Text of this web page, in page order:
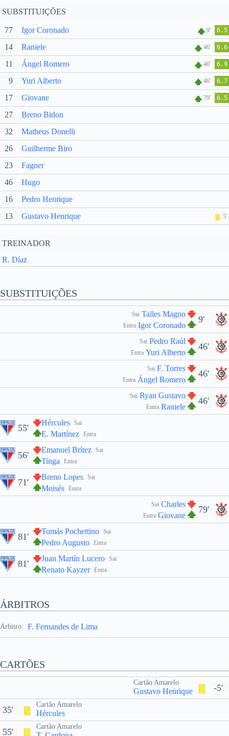
SUBSTITUIÇÕES
77 Igor Coronado 9' 6.5
14 Raniele 46' 6.6
11 Ángel Romero 46' 6.9
9 Yuri Alberto 46' 6.7
17 Giovane 79' 6.5
27
Breno Bidon
32
Matheus Donelli
26
Guilherme Biro
23
Fagner
46
Hugo
16
Pedro Henrique
13
Gustavo Henrique 5'
TREINADOR
R. Díaz
SUBSTITUIÇÕES
9'
Sai Talles Magno
Entra Igor Coronado
46'
Sai Pedro Raúl
Entra Yuri Alberto
46'
Sai F. Torres
Entra Ángel Romero
46'
Sai Ryan Gustavo
Entra Raniele
Sai
Hércules
Entra
E. Martínez
55'
Sai
Emanuel Brítez
Entra
Tinga
56'
Sai
Breno Lopes
Entra
Moisés
71'
79'
Sai Charles
Entra Giovane
Sai
Tomás Pochettino
Entra
Pedro Augusto
81'
Sai
Juan Martín Lucero
Entra
Renato Kayzer
81'
ÁRBITROS
Árbitro: F. Fernandes de Lima
CARTÕES
-5'
Cartão Amarelo
Gustavo Henrique
Cartão Amarelo
Hércules
35'
Cartão Amarelo
55'